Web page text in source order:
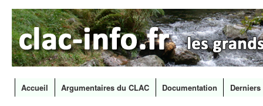
CLAC
Info
Les
grands
canaux
en
Menu principal
Accueil Argumentaires du CLAC Documentation